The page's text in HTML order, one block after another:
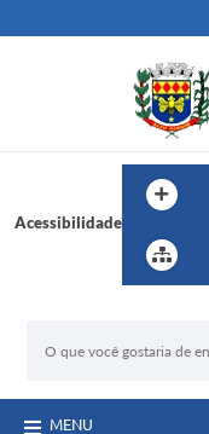
Acessibilidade
MENU